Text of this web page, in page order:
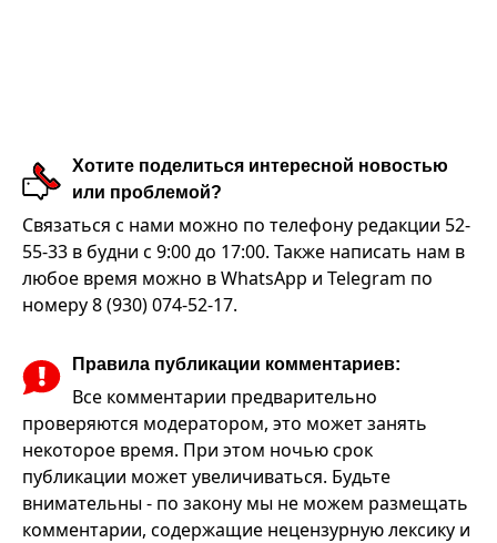
Хотите поделиться интересной новостью
или проблемой?
Связаться с нами можно по телефону редакции 52-
55-33 в будни с 9:00 до 17:00. Также написать нам в
любое время можно в WhatsApp и Telegram по
номеру 8 (930) 074-52-17.
Правила публикации комментариев:
Все комментарии предварительно
проверяются модератором, это может занять
некоторое время. При этом ночью срок
публикации может увеличиваться. Будьте
внимательны - по закону мы не можем размещать
комментарии, содержащие нецензурную лексику и